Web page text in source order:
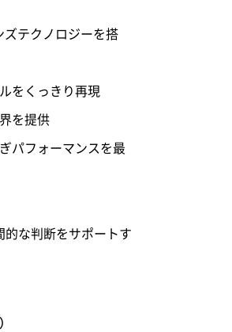
ズテクノロジーを搭
をくっきり再現
を提供
パフォーマンスを最
的な判断をサポートす